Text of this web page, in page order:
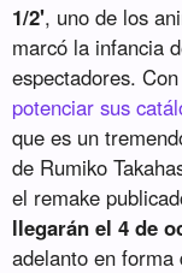
1/2', uno de los
marcó la infancia
espectadores.
potenciar sus
que es un
de Rumiko
el remake
llegarán el 4 de
adelanto en forma